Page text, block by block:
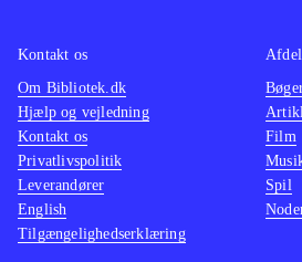
velkendte Singstar koncept.
netop det velkendte
nok gøre det populært i de
stuer på tværs af aldersgrupper
Singstar konceptet er trods
på bagen og begrænset
gameplay siden fremkomsten
Kontakt os
Om Bibliotek.dk
Hjælp og vejledning
Kontakt os
Privatlivspolitik
Leverandører
English
Tilgængelighedserklæring
Film
Spil